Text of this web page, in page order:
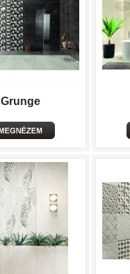
Grunge